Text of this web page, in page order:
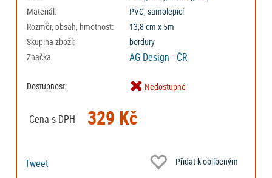
Materiál:
PVC, samolepicí
Rozměr, obsah, hmotnost:
13,8 cm x 5m
Skupina zboží:
bordury
Značka
AG Design - ČR
Dostupnost: Nedostupné
Cena s DPH 329 Kč
Tweet Přidat k oblíbeným